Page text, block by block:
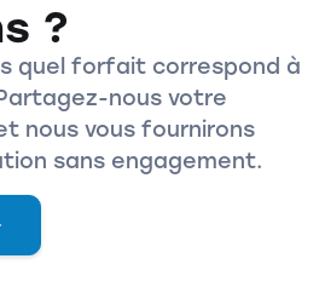
?
quel forfait correspond à
nous votre
nous vous fournirons
sans engagement.